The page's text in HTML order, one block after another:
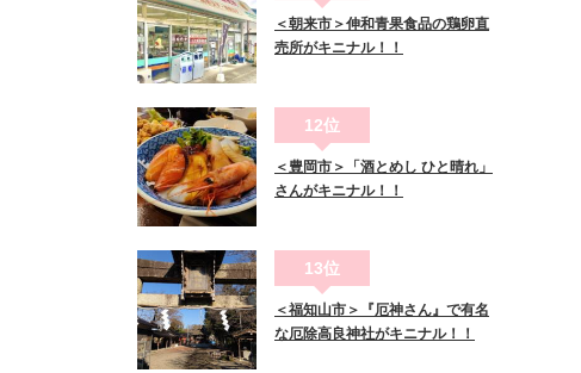
＜朝来市＞伸和青果食品の鶏卵直
売所がキニナル！！
12位
＜豊岡市＞「酒とめし ひと晴れ」
さんがキニナル！！
13位
＜福知山市＞『厄神さん』で有名
な厄除高良神社がキニナル！！